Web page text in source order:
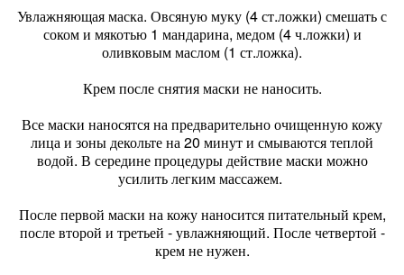
Увлажняющая маска. Овсяную муку (4 ст.ложки) смешать с
соком и мякотью 1 мандарина, медом (4 ч.ложки) и
оливковым маслом (1 ст.ложка).
Крем после снятия маски не наносить.
Все маски наносятся на предварительно очищенную кожу
лица и зоны декольте на 20 минут и смываются теплой
водой. В середине процедуры действие маски можно
усилить легким массажем.
После первой маски на кожу наносится питательный крем,
после второй и третьей - увлажняющий. После четвертой -
крем не нужен.